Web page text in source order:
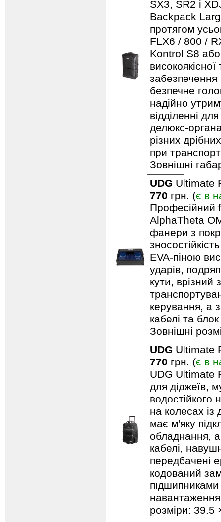
SX3, SR2 і
Backpack
протягом
FLX6 / 800 /
Kontrol S8 або
забезпечення
безпечне
надійно
відділенні
делюкс-
різних
при
Зовнішні
UDG Ultimate
770 грн. (є в
Професійний
AlphaTheta
фанери з
EVA-піною
ударів,
кути,
керування, а
кабелі та
Зовнішні
UDG Ultimate
770 грн. (є в
UDG Ultimate
для діджеїв,
водостійкого
на колесах із
має м'яку
обладнання, а
кабелі,
передбачені
кодований
розміри: 39.5